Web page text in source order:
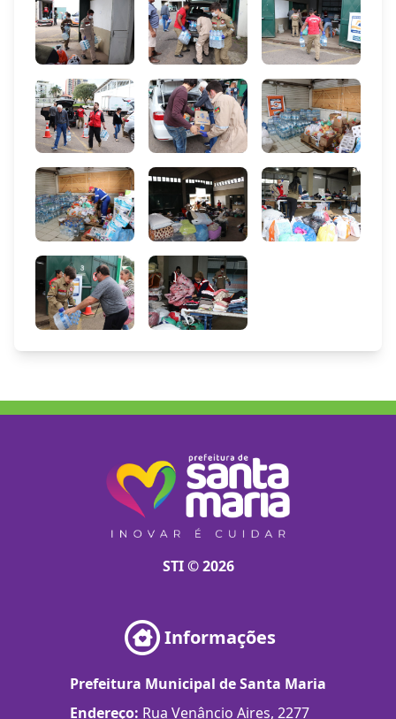
STI © 2026
Informações
Prefeitura Municipal de Santa Maria
Endereço: Rua Venâncio Aires, 2277